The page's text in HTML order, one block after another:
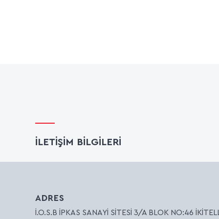
İLETİŞİM BİLGİLERİ
ADRES
İ.O.S.B İPKAS SANAYİ SİTESİ 3/A BLOK NO:46